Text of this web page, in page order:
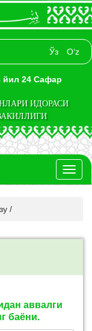
Ўз O‘z
йил 24 Сафар
ИДОРАСИ
/
аввалги
баёни.